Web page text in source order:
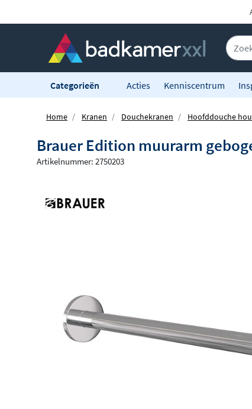
Categorieën Acties Kenniscentrum
Home Kranen Douchekranen Hoofddouche
Brauer Edition muurarm
Artikelnummer: 2750203